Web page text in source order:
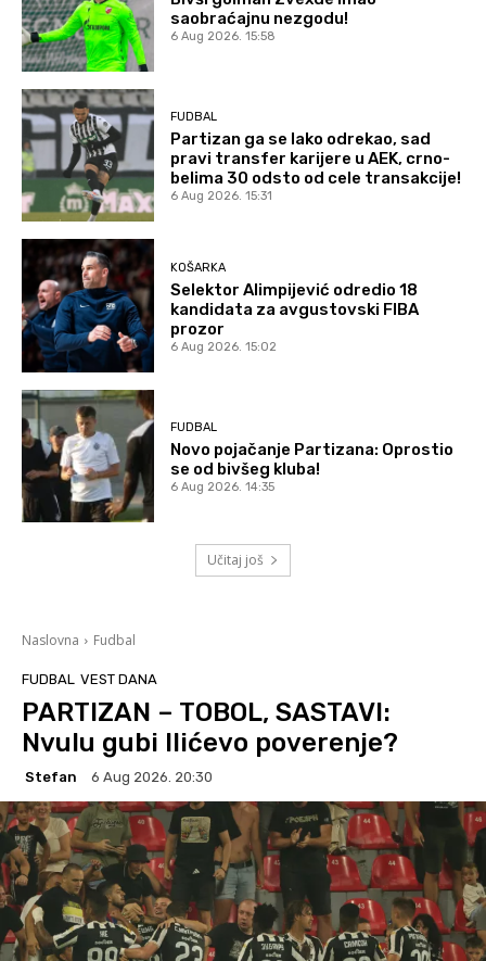
saobraćajnu nezgodu!
6 Aug 2026. 15:58
FUDBAL
Partizan ga se lako odrekao, sad
pravi transfer karijere u AEK, crno-
belima 30 odsto od cele transakcije!
6 Aug 2026. 15:31
KOŠARKA
Selektor Alimpijević odredio 18
kandidata za avgustovski FIBA
prozor
6 Aug 2026. 15:02
FUDBAL
Novo pojačanje Partizana: Oprostio
se od bivšeg kluba!
6 Aug 2026. 14:35
Učitaj još